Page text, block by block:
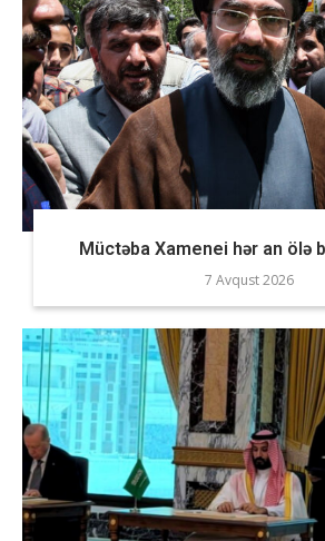
Müctəba Xamenei hər an ölə
7 Avqust 2026